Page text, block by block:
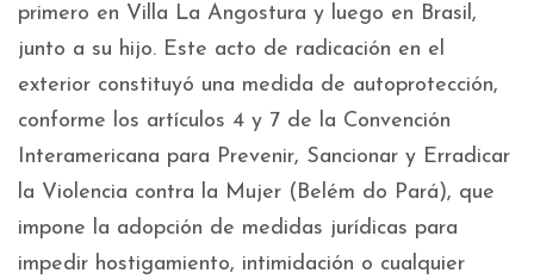
primero en Villa La Angostura y luego en Brasil,
junto a su hijo. Este acto de radicación en el
exterior constituyó una medida de autoprotección,
conforme los artículos 4 y 7 de la Convención
Interamericana para Prevenir, Sancionar y Erradicar
la Violencia contra la Mujer (Belém do Pará), que
impone la adopción de medidas jurídicas para
impedir hostigamiento, intimidación o cualquier